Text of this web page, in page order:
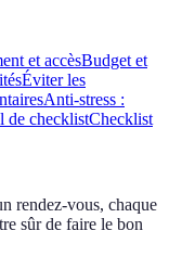
et accèsBudget et
Éviter les
Anti-stress :
de checklistChecklist
rendez-vous, chaque
sûr de faire le bon